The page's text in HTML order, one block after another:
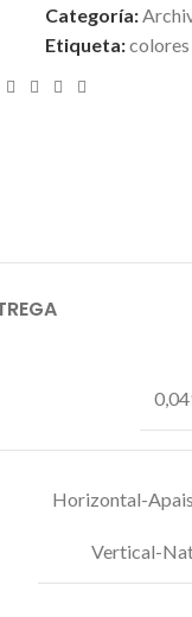
Categoría:
Etiqueta:colores
Horizontal-
Vertical-